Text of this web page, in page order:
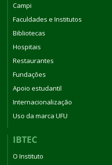
Campi
Faculdades e Institutos
Bibliotecas
Hospitais
Restaurantes
Fundações
Apoio estudantil
Internacionalização
Uso da marca UFU
IBTEC
O Instituto